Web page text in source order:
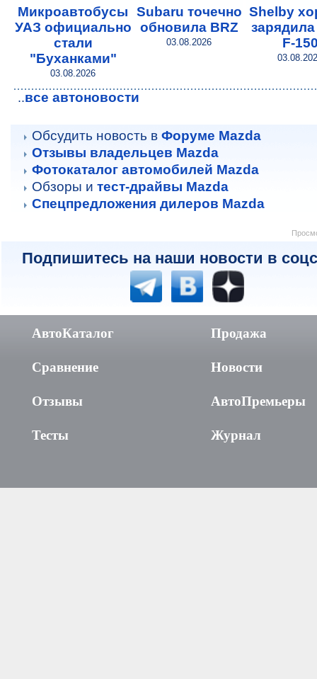
Микроавтобусы
УАЗ официально
стали
"Буханками"
03.08.2026
Subaru точечно
обновила BRZ
03.08.2026
Shelby
F-
..все автоновости
Обсудить новость в Форуме Mazda
Отзывы владельцев Mazda
Фотокаталог автомобилей Mazda
Обзоры и тест-драйвы Mazda
Спецпредложения дилеров Mazda
Подпишитесь на наши новости в
АвтоКаталог
Сравнение
Отзывы
Тесты
Продажа
Новости
АвтоПремьеры
Журнал